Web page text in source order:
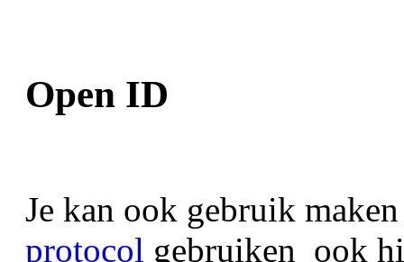
Open ID
Je kan ook gebruik
protocol gebruiken ook